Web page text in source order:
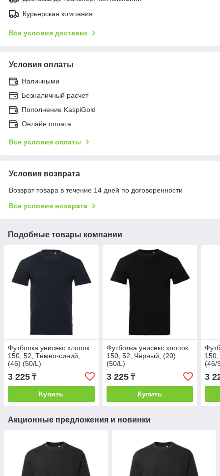
Курьерская компания
Все условия доставки
Условия оплаты
Наличными
Безналичный расчет
Пополнение KaspiGold
Онлайн оплата
Все условия оплаты
Условия возврата
Возврат товара в течение 14 дней по договоренности
Все условия возврата
Подобные товары компании
Футболка унисекс хлопок
150, 52, Тёмно-синий,
(46) (50/L)
3 225 ₸
Купить
Футболка унисекс хлопок
150, 52, Чёрный, (20)
(50/L)
3 225₸
Купить
(46/
3
Акционные предложения и новинки